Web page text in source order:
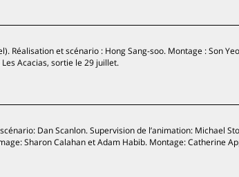
Réalisation et scénario : Hong Sang-soo. Montage : Son
Acacias, sortie le 29 juillet.
Dan Scanlon. Supervision de l’animation: Michael
Sharon Calahan et Adam Habib. Montage: Catherine